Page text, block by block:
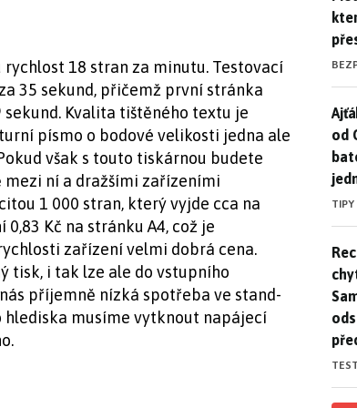
18 stran za minutu. Testovací
35 sekund, přičemž první stránka
Kvalita tištěného textu je
písmo o bodové velikosti jedna ale
však s touto tiskárnou budete
ní a dražšími zařízeními
1 000 stran, který vyjde cca na
Kč na stránku A4, což je
zařízení velmi dobrá cena.
tisk, i tak lze ale do vstupního
příjemně nízká spotřeba ve stand-
hlediska musíme vytknout napájecí
od